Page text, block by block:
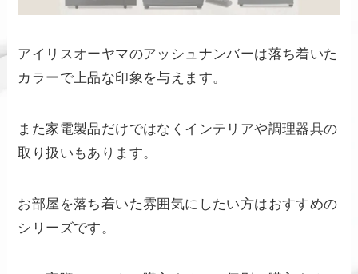
アイリスオーヤマのアッシュナンバーは落ち着いた
カラーで上品な印象を与えます。
また家電製品だけではなくインテリアや調理器具の
取り扱いもあります。
お部屋を落ち着いた雰囲気にしたい方はおすすめの
シリーズです。